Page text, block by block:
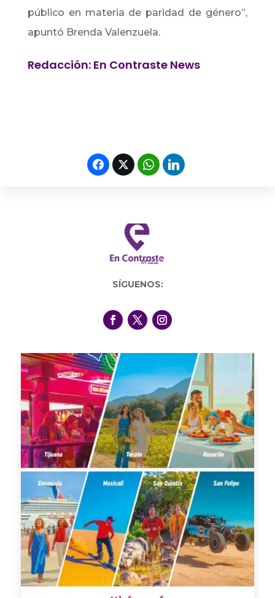
público en materia de paridad de género”,
apuntó Brenda Valenzuela.
Redacción: En Contraste News
SÍGUENOS: